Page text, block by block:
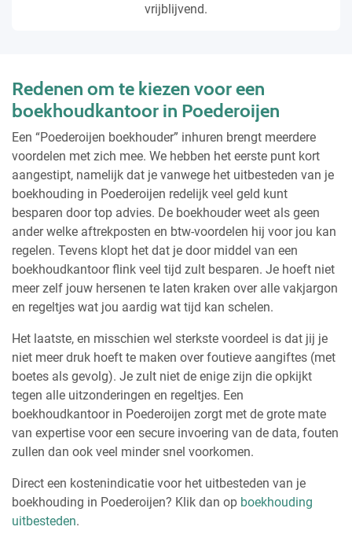
vrijblijvend.
Redenen om te kiezen voor een
boekhoudkantoor in Poederoijen
Een “Poederoijen boekhouder” inhuren brengt meerdere
voordelen met zich mee. We hebben het eerste punt kort
aangestipt, namelijk dat je vanwege het uitbesteden van je
boekhouding in Poederoijen redelijk veel geld kunt
besparen door top advies. De boekhouder weet als geen
ander welke aftrekposten en btw-voordelen hij voor jou kan
regelen. Tevens klopt het dat je door middel van een
boekhoudkantoor flink veel tijd zult besparen. Je hoeft niet
meer zelf jouw hersenen te laten kraken over alle vakjargon
en regeltjes wat jou aardig wat tijd kan schelen.
Het laatste, en misschien wel sterkste voordeel is dat jij je
niet meer druk hoeft te maken over foutieve aangiftes (met
boetes als gevolg). Je zult niet de enige zijn die opkijkt
tegen alle uitzonderingen en regeltjes. Een
boekhoudkantoor in Poederoijen zorgt met de grote mate
van expertise voor een secure invoering van de data, fouten
zullen dan ook veel minder snel voorkomen.
Direct een kostenindicatie voor het uitbesteden van je
boekhouding in Poederoijen? Klik dan op boekhouding
uitbesteden.